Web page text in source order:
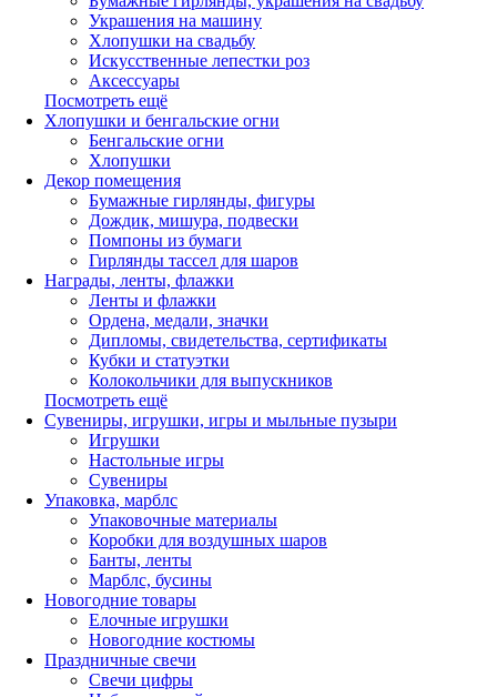
Украшения на машину
Хлопушки на свадьбу
Искусственные лепестки роз
Аксессуары
Посмотреть ещё
Хлопушки и бенгальские огни
Бенгальские огни
Хлопушки
Декор помещения
Бумажные гирлянды, фигуры
Дождик, мишура, подвески
Помпоны из бумаги
Гирлянды тассел для шаров
Награды, ленты, флажки
Ленты и флажки
Ордена, медали, значки
Дипломы, свидетельства, сертификаты
Кубки и статуэтки
Колокольчики для выпускников
Посмотреть ещё
Сувениры, игрушки, игры и мыльные пузыри
Игрушки
Настольные игры
Сувениры
Упаковка, марблс
Упаковочные материалы
Коробки для воздушных шаров
Банты, ленты
Марблс, бусины
Новогодние товары
Елочные игрушки
Новогодние костюмы
Праздничные свечи
Свечи цифры